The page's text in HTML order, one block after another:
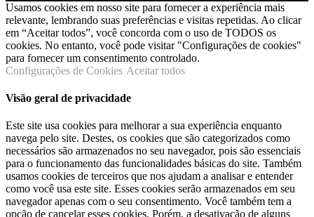
Usamos cookies em nosso site para fornecer a experiência mais
relevante, lembrando suas preferências e visitas repetidas. Ao clicar
em “Aceitar todos”, você concorda com o uso de TODOS os
cookies. No entanto, você pode visitar "Configurações de cookies"
para fornecer um consentimento controlado.
Configurações de Cookies Aceitar todos
Visão geral de privacidade
Este site usa cookies para melhorar a sua experiência enquanto
navega pelo site. Destes, os cookies que são categorizados como
necessários são armazenados no seu navegador, pois são essenciais
para o funcionamento das funcionalidades básicas do site. Também
usamos cookies de terceiros que nos ajudam a analisar e entender
como você usa este site. Esses cookies serão armazenados em seu
navegador apenas com o seu consentimento. Você também tem a
opção de cancelar esses cookies. Porém, a desativação de alguns